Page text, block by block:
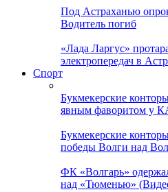
Под Астраханью
Водитель погиб
«Лада Ларгус»
электропередач в
Спорт
Букмекерские
явным фаворитом у
Букмекерские
победы Волги над
ФК «Волгарь»
над «Тюменью»